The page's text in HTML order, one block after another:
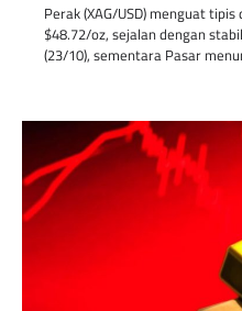
Perak (XAG/USD) menguat
$48.72/oz, sejalan dengan
(23/10), sementara Pasar